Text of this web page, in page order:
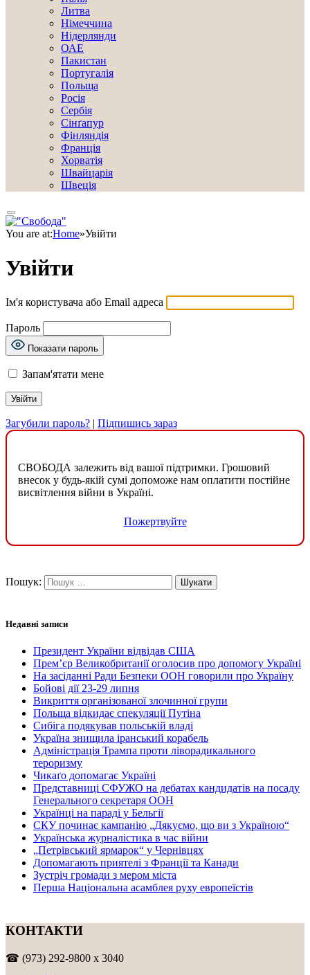
Литва
Німеччина
Нідерлянди
ОАЕ
Пакистан
Португалія
Польща
Росія
Сербія
Сінґапур
Фінляндія
Франція
Хорватія
Швайцарія
Швеція
You are at:Home»Увійти
Увійти
Ім'я користувача або Email адреса
Пароль
Показати пароль
Запам'ятати мене
Загубили пароль? | Підпишись зараз
СВОБОДА залежить від вашої підтримки. Грошовий
внесок у будь-якій сумі допоможе нам оплатити постійне
висвітлення війни в Україні.
Пожертвуйте
Пошук:
Недавні записи
Президент України відвідав США
Прем’єр Великобританії оголосив про допомогу Україні
На засіданні Ради Безпеки ООН говорили про Україну
Бойові дії 23-29 липня
Викриття організованої злочинної групи
Польща відкидає спекуляції Путіна
Сибіга подякував польській владі
Україна знищила іранський корабель
Адміністрація Трампа проти ліворадикального
тероризму
Чикаґо допомагає Україні
Представниці СФУЖО на дебатах кандидатів на посаду
Генерального секретаря ООН
Українці на параді у Бельгії
СКУ починає кампанію „Дякуємо, що ви з Україною“
Українська журналістика в час війни
„Петрівський ярмарок“ у Чернівцях
Допомагають приятелі з Франції та Канади
Зустріч громади з мером міста
Перша Національна асамблея руху европеїстів
КОНТАКТИ
☎ (973) 292-9800 x 3040